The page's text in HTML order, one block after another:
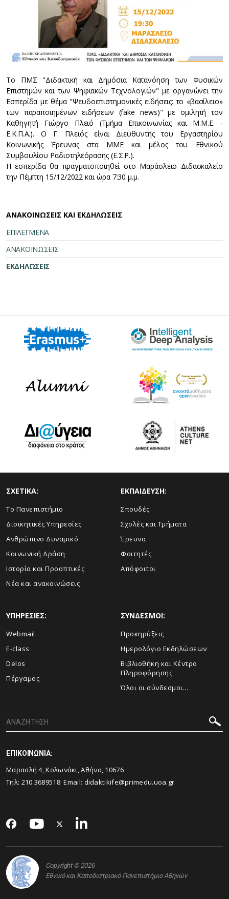
Το ΠΜΣ "Διδακτική και Δημόσια Κατανόηση των Φυσικών
Επιστημών και των Ψηφιακών Τεχνολογιών" με οργανώνει την
Εσπερίδα με θέμα "Ψευδοεπιστημονικές ειδήσεις: το «βασίλειο»
των παραποιημένων ειδήσεων (fake news)" με ομιλητή τον
Καθηγητή Γιώργο Πλειό (Τμήμα Επικοινωνίας και Μ.Μ.Ε. -
Ε.Κ.Π.Α.). Ο Γ. Πλειός είναι Διευθυντής του Εργαστηρίου
Κοινωνικής Έρευνας στα ΜΜΕ και μέλος του Εθνικού
Συμβουλίου Ραδιοτηλεόρασης (Ε.Σ.Ρ.).
Η εσπερίδα θα πραγματοποιηθεί στο Μαράσλειο Διδασκαλείο
την Πέμπτη 15/12/2022 και ώρα 7:30 μ.μ.
ΑΝΑΚΟΙΝΩΣΕΙΣ ΚΑΙ ΕΚΔΗΛΩΣΕΙΣ
ΕΠΙΛΕΓΜΕΝΑ
ΑΝΑΚΟΙΝΩΣΕΙΣ
ΕΚΔΗΛΩΣΕΙΣ
ΣΧΕΤΙΚΑ:
Το Πανεπιστήμιο
Διοικητικές Υπηρεσίες
Ανθρώπινο Δυναμικό
Κοινωνική Δράση
Ιστορία και Προοπτικές
Νέα και ανακοινώσεις
ΕΚΠΑΙΔΕΥΣΗ:
Σπουδές
Σχολές και Τμήματα
Έρευνα
Φοιτητές
Απόφοιτοι
ΥΠΗΡΕΣΙΕΣ:
Webmail
E-class
Delos
Πέργαμος
ΣΥΝΔΕΣΜΟΙ:
Προκηρύξεις
Ημερολόγιο Εκδηλώσεων
Βιβλιοθήκη και Κέντρο
Πληροφόρησης
Όλοι οι σύνδεσμοι...
ΕΠΙΚΟΙΝΩΝΙΑ:
Μαρασλή 4, Κολωνάκι, Αθήνα, 10676
Τηλ: 210 3689518 Email: didaktikife@primedu.uoa.gr
Copyright © 2026
Εθνικό και Καποδιστριακό Πανεπιστήμιο Αθηνών